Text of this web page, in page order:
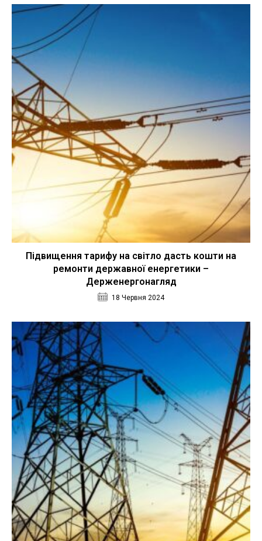
Підвищення тарифу на світло дасть кошти на
ремонти державної енергетики –
Держенергонагляд
18 Червня 2024